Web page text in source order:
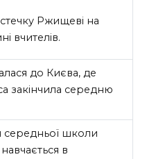
Ржищеві на
вчителів.
до Києва, де
закінчила середню
середньої школи
в